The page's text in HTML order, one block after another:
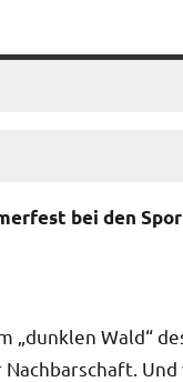
bei den
„dunklen Wald“